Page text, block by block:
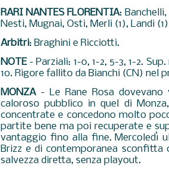
RARI NANTES FLORENTIA:
Nesti, Mugnai, Osti, Merli (1), Landi
Arbitri: Braghini e Ricciotti.
NOTE - Parziali: 1-0, 1-2, 5-3, 1-2.
10. Rigore fallito da Bianchi (CN) nel
MONZA-Le Rane Rosa
caloroso pubblico in quel di
concentrate e concedono molto
partite bene ma poi recuperate e
vantaggio fino alla fine. Mercoledì
Brizz e di contemporanea sconfitta
salvezza diretta, senza playout.